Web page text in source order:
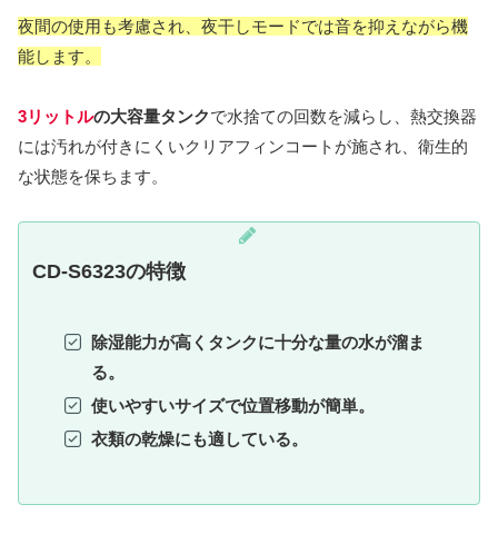
夜間の使用も考慮され、夜干しモードでは音を抑えながら機
能します。
3リットルの大容量タンクで水捨ての回数を減らし、熱交換器
には汚れが付きにくいクリアフィンコートが施され、衛生的
な状態を保ちます。
CD-S6323の特徴
除湿能力が高くタンクに十分な量の水が溜ま
る。
使いやすいサイズで位置移動が簡単。
衣類の乾燥にも適している。